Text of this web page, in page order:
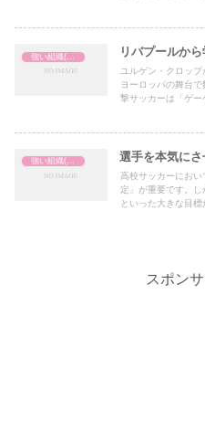
リバプールか
ユルゲン・クロッ
ヨーロッパの舞台
撃サッカーは「ゲ
強い組織(チーム)の作り方 選手を本気にさ
高校サッカーにお
定」が重要です。し
といった大きな目
スポン